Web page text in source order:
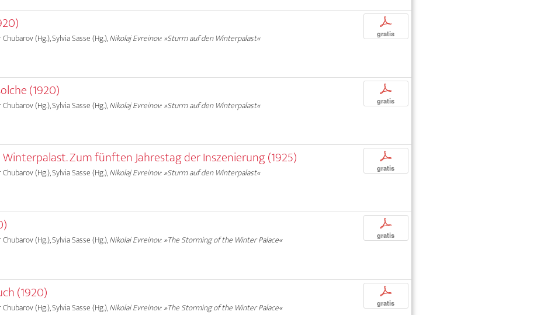
(Hg.), Sylvia Sasse (Hg.),Nikolaj Evreinov: »Sturm auf den Winterpalast«
p
gratis
(1920)
(Hg.), Sylvia Sasse (Hg.),Nikolaj Evreinov: »Sturm auf den Winterpalast«
p
gratis
Zum fünften Jahrestag der Inszenierung (1925)
(Hg.), Sylvia Sasse (Hg.),Nikolaj Evreinov: »Sturm auf den Winterpalast«
p
gratis
(Hg.), Sylvia Sasse (Hg.),Nikolai Evreinov: »The Storming of the Winter Palace«
p
gratis
(1920)
(Hg.), Sylvia Sasse (Hg.),Nikolai Evreinov: »The Storming of the Winter Palace«
p
gratis